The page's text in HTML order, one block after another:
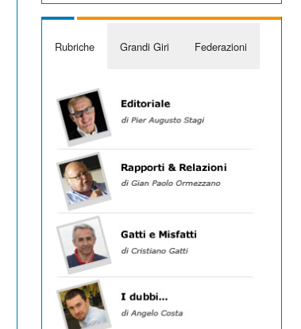
Rubriche Grandi Giri Federazioni